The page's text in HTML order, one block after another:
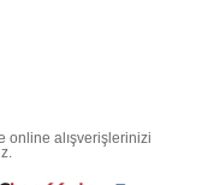
online alışverişlerinizi